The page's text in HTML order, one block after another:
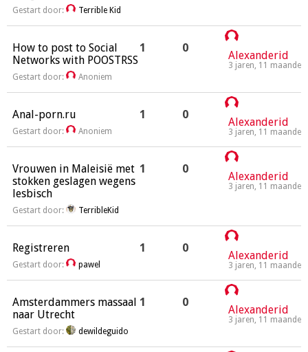
Gestart door: Terrible Kid
How to post to Social
Networks with POOSTRSS
Gestart door: Anoniem
1 0
Alexanderid
3 jaren, 11 maanden
Anal-porn.ru
Gestart door: Anoniem
1 0
Alexanderid
3 jaren, 11 maanden
Vrouwen in Maleisië met
stokken geslagen wegens
lesbisch
Gestart door: TerribleKid
1 0
Alexanderid
3 jaren, 11 maanden
Registreren
Gestart door: pawel
1 0
Alexanderid
3 jaren, 11 maanden
Amsterdammers massaal
naar Utrecht
Gestart door: dewildeguido
1 0
Alexanderid
3 jaren, 11 maanden